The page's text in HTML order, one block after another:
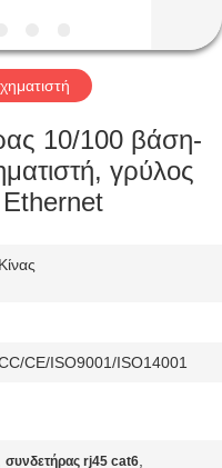
10/100 βάση-
γρύλος
Ethernet
CE/ISO9001/ISO14001
συνδετήρας rj45 cat6,